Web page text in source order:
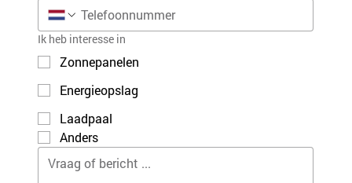
Ik heb interesse in
Zonnepanelen
Energieopslag
Laadpaal
Anders